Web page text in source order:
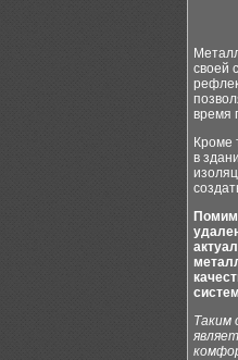
своей
время
Кроме
в
Таким